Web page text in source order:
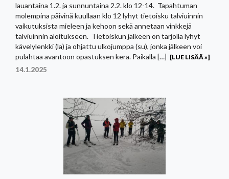
lauantaina 1.2. ja sunnuntaina 2.2. klo 12-14. Tapahtuman
molempina päivinä kuullaan klo 12 lyhyt tietoisku talviuinnin
vaikutuksista mieleen ja kehoon sekä annetaan vinkkejä
talviuinnin aloitukseen. Tietoiskun jälkeen on tarjolla lyhyt
kävelylenkki (la) ja ohjattu ulkojumppa (su), jonka jälkeen voi
pulahtaa avantoon opastuksen kera. Paikalla […] [LUE LISÄÄ »]
14.1.2025